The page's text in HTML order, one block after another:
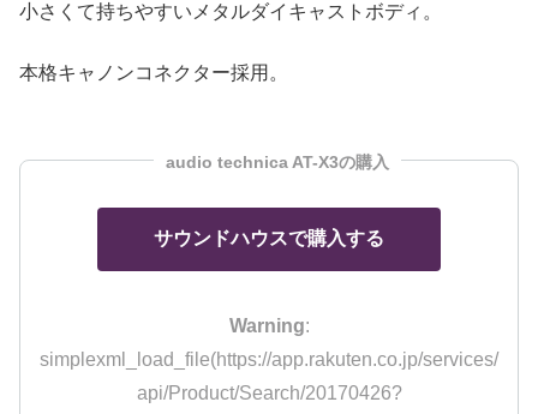
小さくて持ちやすいメタルダイキャストボディ。
本格キャノンコネクター採用。
audio technica AT-X3の購入
サウンドハウスで購入する
Warning:
simplexml_load_file(https://app.rakuten.co.jp/services/
api/Product/Search/20170426?